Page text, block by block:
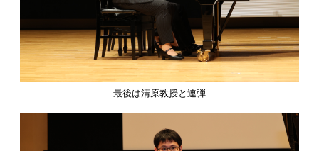
最後は清原教授と連弾